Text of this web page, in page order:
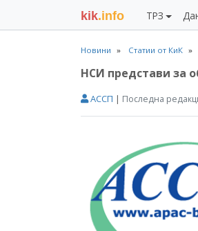
kik.info ТРЗ
Новини Статии от КиК
НСИ представи за
АССП | Последна